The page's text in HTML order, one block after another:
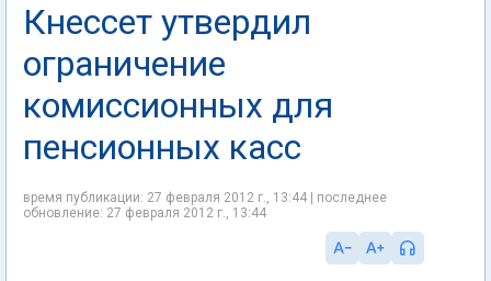
Кнессет утвердил
ограничение
комиссионных для
пенсионных касс
время публикации: 27 февраля 2012 г., 13:44 | последнее
обновление: 27 февраля 2012 г., 13:44